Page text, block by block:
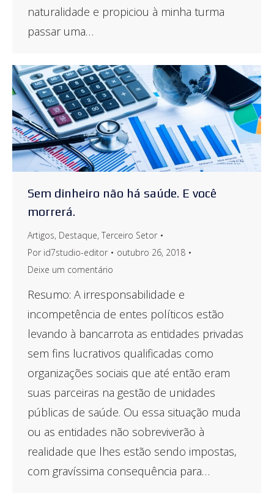
naturalidade e propiciou à minha turma
passar uma…
Sem dinheiro não há saúde. E você
morrerá.
Artigos, Destaque, Terceiro Setor
Por id7studio-editor
outubro 26, 2018
Deixe um comentário
Resumo: A irresponsabilidade e
incompetência de entes políticos estão
levando à bancarrota as entidades privadas
sem fins lucrativos qualificadas como
organizações sociais que até então eram
suas parceiras na gestão de unidades
públicas de saúde. Ou essa situação muda
ou as entidades não sobreviverão à
realidade que lhes estão sendo impostas,
com gravíssima consequência para…